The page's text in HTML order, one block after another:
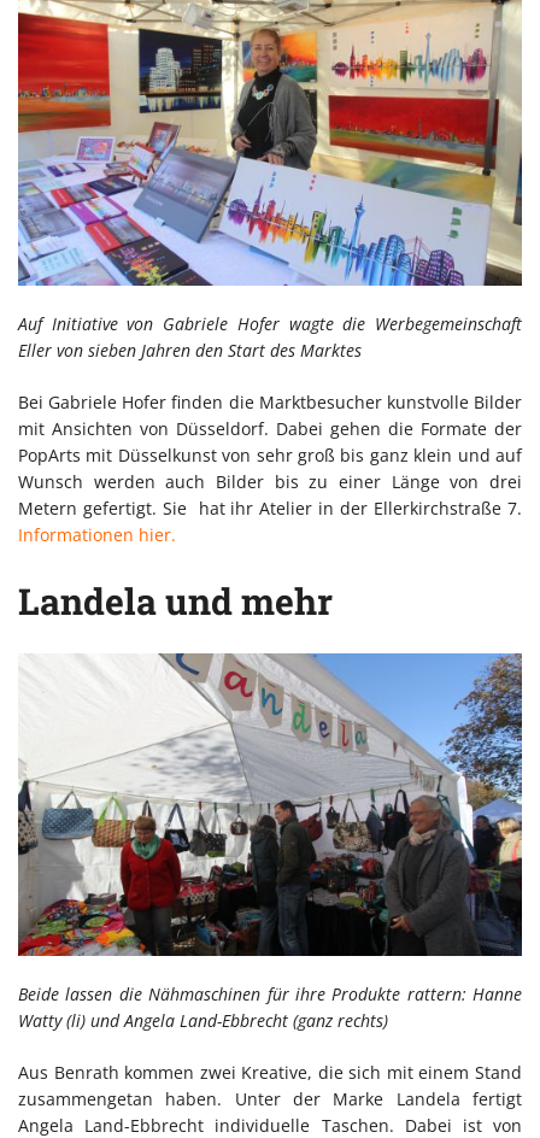
Auf Initiative von Gabriele Hofer wagte die Werbegemeinschaft
Eller von sieben Jahren den Start des Marktes
Bei Gabriele Hofer finden die Marktbesucher kunstvolle Bilder
mit Ansichten von Düsseldorf. Dabei gehen die Formate der
PopArts mit Düsselkunst von sehr groß bis ganz klein und auf
Wunsch werden auch Bilder bis zu einer Länge von drei
Metern gefertigt. Sie hat ihr Atelier in der Ellerkirchstraße 7.
Informationen hier.
Landela und mehr
Beide lassen die Nähmaschinen für ihre Produkte rattern: Hanne
Watty (li) und Angela Land-Ebbrecht (ganz rechts)
Aus Benrath kommen zwei Kreative, die sich mit einem Stand
zusammengetan haben. Unter der Marke Landela fertigt
Angela Land-Ebbrecht individuelle Taschen. Dabei ist von